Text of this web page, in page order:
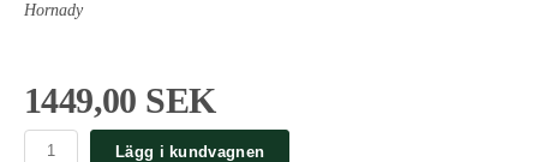
Hornady
1449,00 SEK
Lägg i kundvagnen